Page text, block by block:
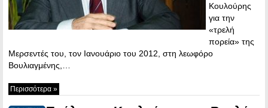
Κουλούρης
για την
«τρελή
πορεία» της
Μερσεντές του, τον Ιανουάριο του 2012, στη λεωφόρο
Βουλιαγμένης,…
Περισσότερα »